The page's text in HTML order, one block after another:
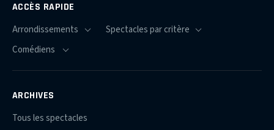
ACCÈS RAPIDE
ARCHIVES
Tous les spectacles